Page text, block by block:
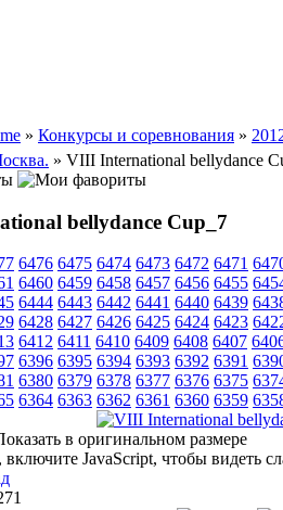
» Конкурсы и соревнования »
» VIII International bellydance
bellydance Cup_7
6476 6475 6474 6473 6472 6471
6460 6459 6458 6457 6456 6455
6444 6443 6442 6441 6440 6439
6428 6427 6426 6425 6424 6423
6412 6411 6410 6409 6408 6407
6396 6395 6394 6393 6392 6391
6380 6379 6378 6377 6376 6375
6364 6363 6362 6361 6360 6359
JavaScript, чтобы видеть